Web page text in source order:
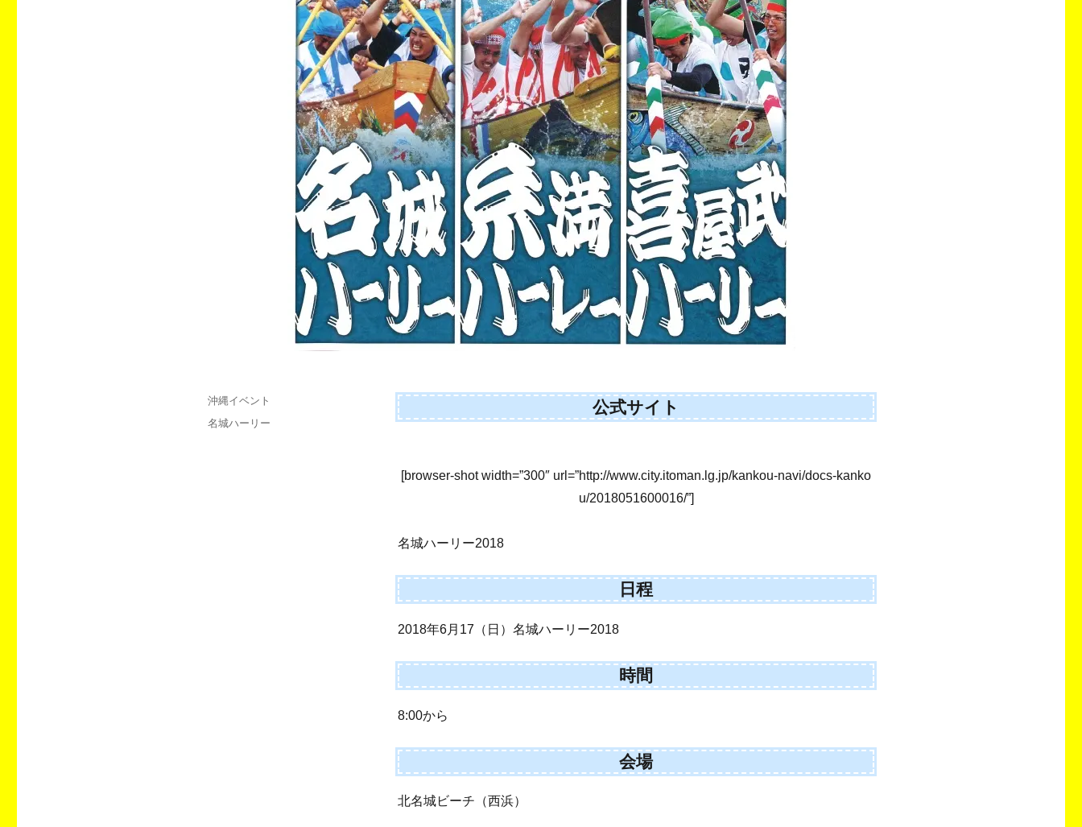
公式サイト
[browser-shot width=”300″ url=”http://www.city.itoman.lg.jp/kankou-navi/docs-kanko
u/2018051600016/”]
名城ハーリー2018
日程
2018年6月17（日）名城ハーリー2018
時間
8:00から
会場
北名城ビーチ（西浜）
投
日:
カ
テ
沖縄イベント
タ
名城ハーリー